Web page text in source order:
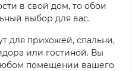
в свой дом, то обои
выбор для вас.
для прихожей, спальни,
или гостиной. Вы
помещении вашего